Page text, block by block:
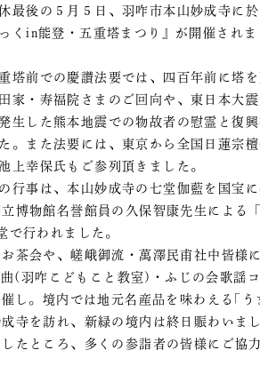
最後の５月５日、羽咋市本山妙成寺に於
くin能登・五重塔まつり』が開催されま
塔前での慶讃法要では、四百年前に塔を
家・寿福院さまのご回向や、東日本大震
生した熊本地震での物故者の慰霊と復
。また法要には、東京から全国日蓮宗
上幸保氏もご参列頂きました。
行事は、本山妙成寺の七堂伽藍を国宝に
博物館名誉館員の久保智康先生による
で行われました。
茶会や、嵯峨御流・萬澤民甫社中皆様
(羽咋こどもこと教室)・ふじの会歌謡
し。境内では地元名産品を味わえる｢う
寺を訪れ、新緑の境内は終日賑わいまし
たところ、多くの参詣者の皆様にご協